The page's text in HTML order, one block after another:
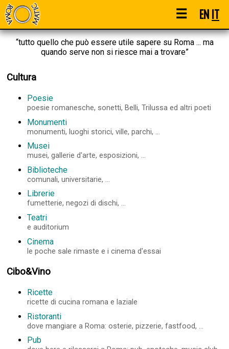
☰ ENIT
“tutto quello che può essere utile sapere su Roma ... ma
quando serve non si riesce mai a trovare”
Cultura
Poesie
poesie romanesche, sonetti, Belli, Trilussa ed altri poeti
Monumenti
monumenti, luoghi storici, ville, parchi, ...
Musei
musei, gallerie d'arte, esposizioni, ...
Biblioteche
comunali, universitarie, ...
Librerie
fumetterie, negozi di dischi, ...
Teatri
e auditorium
Cinema
le poche sale rimaste e i cinema d'essai
Cibo&Vino
Ricette
ricette di cucina romana e laziale
Ristoranti
dove mangiare a Roma: osterie, pizzerie, fastfood, ...
Pub